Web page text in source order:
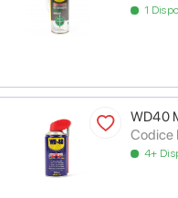
1
WD40
Codice
4+